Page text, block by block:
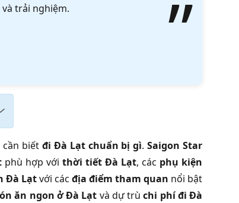
trải nghiệm.
biết đi Đà Lạt chuẩn bị gì.Saigon Star
phù hợp vớithời tiết Đà Lạt, các phụ kiện
Đà Lạtvới các địa điểm tham quan nổi bật
ăn ngon ở Đà Lạt và dự trùchi phí đi Đà